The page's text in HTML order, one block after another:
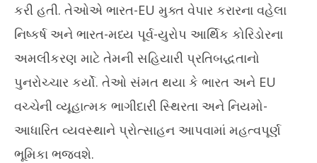
કરી હતી. તેઓએ ભારત-EU મુક્ત વેપાર કરારના વહેલા
નિષ્કર્ષ અને ભારત-મધ્ય પૂર્વ-યુરોપ આર્થિક કોરિડોરના
અમલીકરણ માટે તેમની સહિયારી પ્રતિબદ્ધતાનો
પુનરોચ્ચાર કર્યો. તેઓ સંમત થયા કે ભારત અને EU
વચ્ચેની વ્યૂહાત્મક ભાગીદારી સ્થિરતા અને નિયમો-
આધારિત વ્યવસ્થાને પ્રોત્સાહન આપવામાં મહત્વપૂર્ણ
ભૂમિકા ભજવશે.